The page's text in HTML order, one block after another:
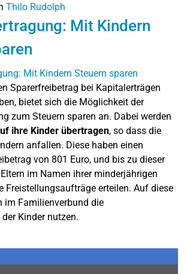
Thilo Rudolph
Mit Kindern
Sparerfreibetrag bei Kapitalerträgen
bietet sich die Möglichkeit der
zum Steuern sparen an. Dabei werden
ihre Kinder übertragen, so dass die
anfallen. Diese haben einen
von 801 Euro, und bis zu dieser
im Namen ihrer minderjährigen
Freistellungsaufträge erteilen. Auf diese
im Familienverbund die
Kinder nutzen.